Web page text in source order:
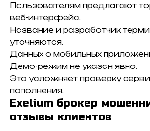
Пользователям предлагают
веб-интерфейс.
Название и разработчик
уточняются.
Данных о мобильных
Демо-режим не указан явно.
Это усложняет проверку
пополнения.
Exelium брокер
отзывы клиентов